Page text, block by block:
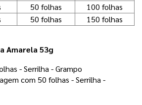
50 folhas
100 folhas
50 folhas 150 folhas
Amarela 53g
- Serrilha - Grampo
com 50 folhas - Serrilha -